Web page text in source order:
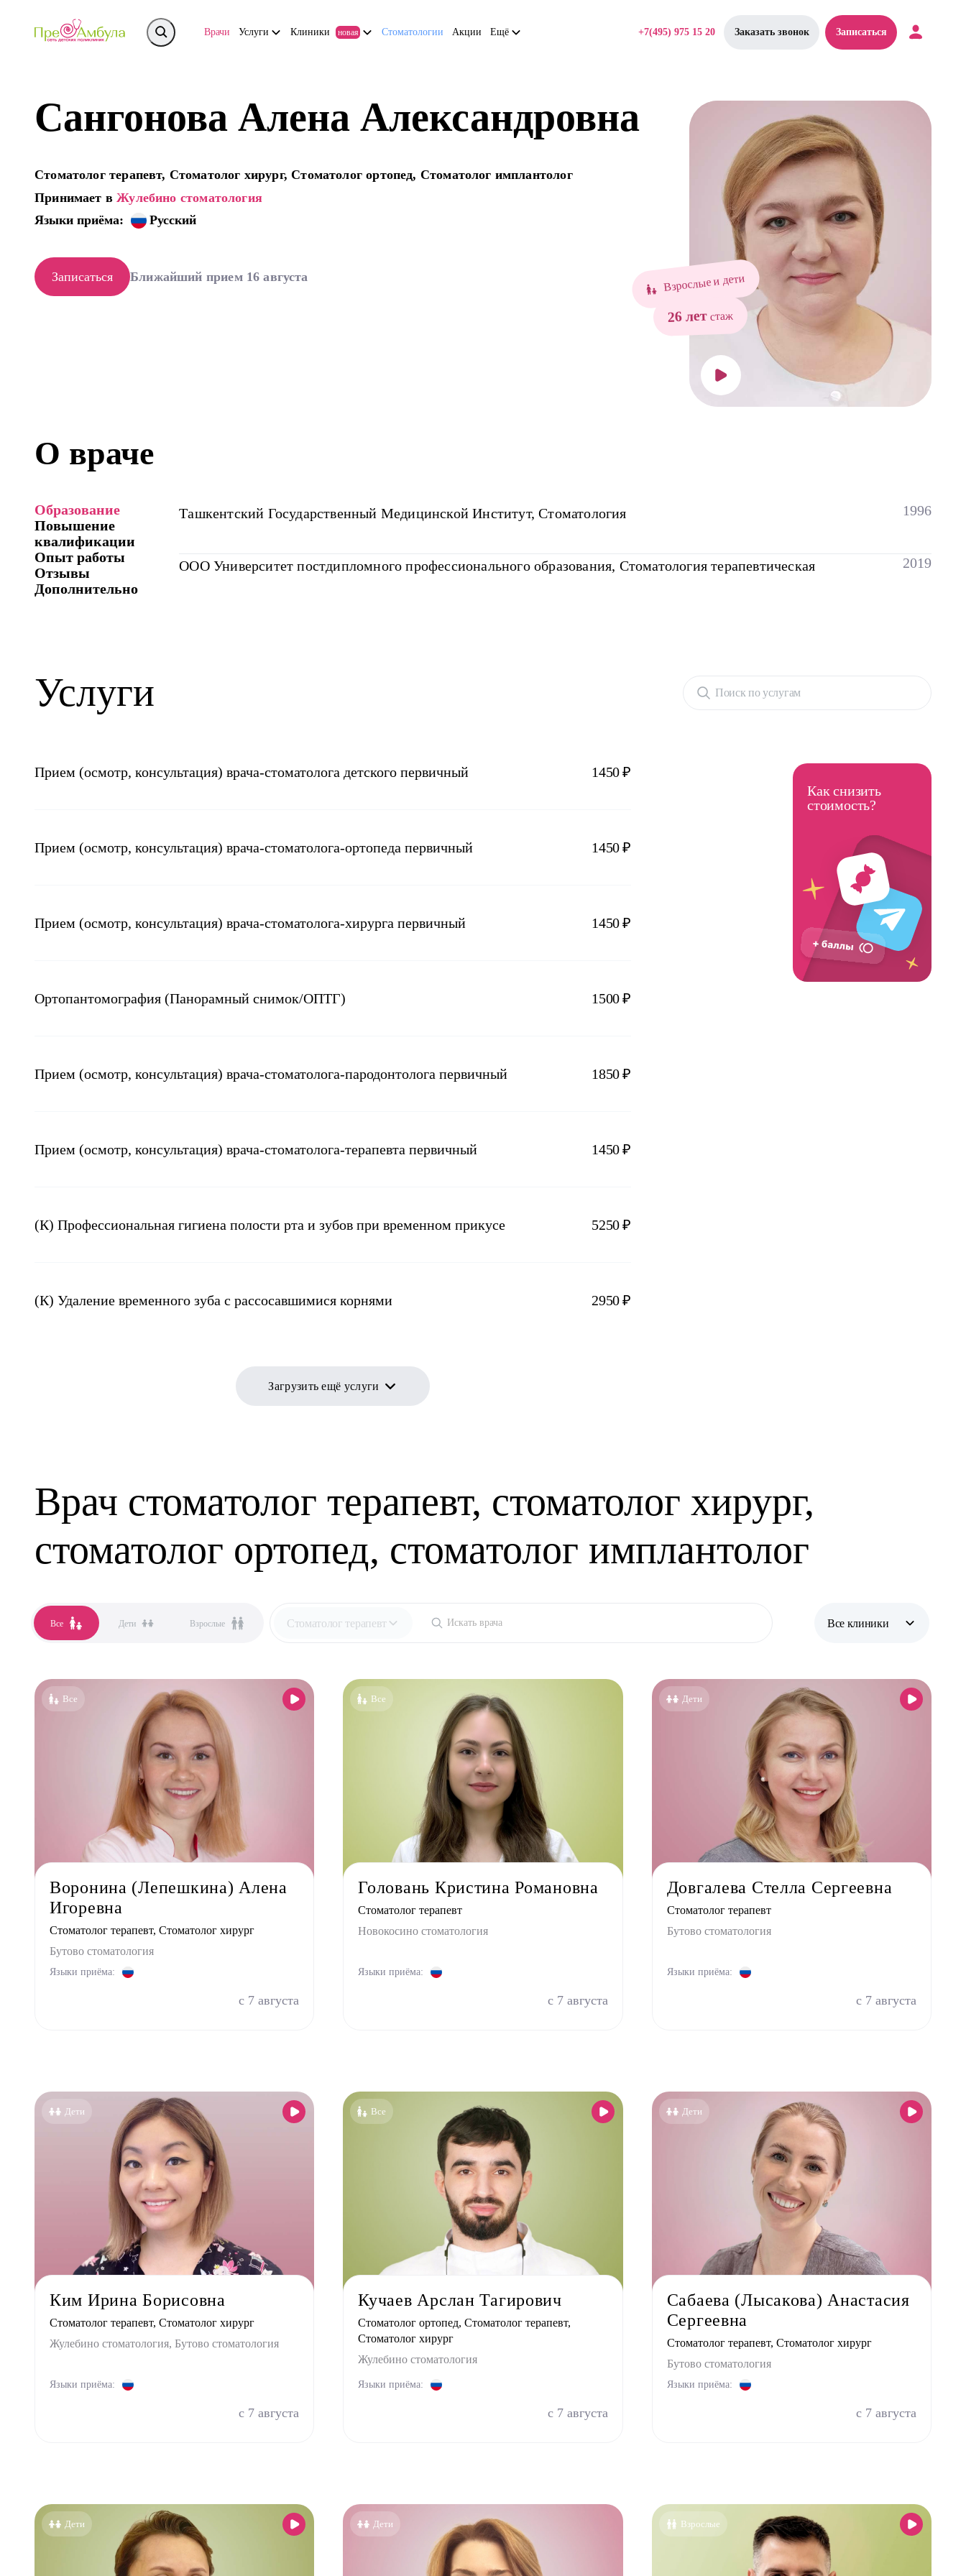
Врачи Услуги Клиники новая Стоматологии Акции Ещё +7(495) 975 15 20 Заказать звонок Записаться
Сангонова Алена Александровна
Стоматолог терапевт, Стоматолог хирург, Стоматолог ортопед, Стоматолог имплантолог
Принимает вЖулебино стоматология
Языки приёма:
Русский
Записаться Ближайший прием 16 августа Взрослые и дети
26 летстаж
О враче
Образование
Повышение
квалификации
Опыт работы
Отзывы
Дополнительно
Ташкентский Государственный Медицинской Институт, Стоматология 1996
ООО Университет постдипломного профессионального образования, Стоматология терапевтическая 2019
Услуги Поиск по услугам
Прием (осмотр, консультация) врача-стоматолога детского первичный 1450 ₽
Прием (осмотр, консультация) врача-стоматолога-ортопеда первичный 1450 ₽
Прием (осмотр, консультация) врача-стоматолога-хирурга первичный 1450 ₽
Ортопантомография (Панорамный снимок/ОПТГ) 1500 ₽
Прием (осмотр, консультация) врача-стоматолога-пародонтолога первичный 1850 ₽
Прием (осмотр, консультация) врача-стоматолога-терапевта первичный 1450 ₽
(К) Профессиональная гигиена полости рта и зубов при временном прикусе 5250 ₽
(К) Удаление временного зуба с рассосавшимися корнями 2950 ₽
Загрузить ещё услуги
Как снизить
стоимость?
Врач стоматолог терапевт, стоматолог хирург,
стоматолог ортопед, стоматолог имплантолог
Все Дети Взрослые Стоматолог терапевт
Аллерголог-иммунолог
Анестезиолог
Мануальный терапевт
Оториноларинголог (лор)
Офтальмолог (Окулист)
Пульмонолог
Стоматолог имплантолог
Фониатр
Эндокринолог
Все клиники
Бутово парк
Бутово стоматология
Жулебино стоматология
Новокосино стоматология
Все
Воронина (Лепешкина) Алена
Игоревна
Стоматолог терапевт, Стоматолог хирург
Бутово стоматология
Языки приёма:
с 7 августа
Все
Головань Кристина Романовна
Стоматолог терапевт
Новокосино стоматология
Языки приёма:
с 7 августа
Дети
Довгалева Стелла Сергеевна
Стоматолог терапевт
Бутово стоматология
Языки приёма:
с 7 августа
Дети
Ким Ирина Борисовна
Стоматолог терапевт, Стоматолог хирург
Жулебино стоматология, Бутово стоматология
Языки приёма:
с 7 августа
Все
Кучаев Арслан Тагирович
Стоматолог ортопед, Стоматолог терапевт,
Стоматолог хирург
Жулебино стоматология
Языки приёма:
с 7 августа
Дети
Сабаева (Лысакова) Анастасия
Сергеевна
Стоматолог терапевт, Стоматолог хирург
Бутово стоматология
Языки приёма:
с 7 августа
Дети Дети Взрослые